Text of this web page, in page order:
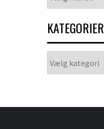
KATEGORIER